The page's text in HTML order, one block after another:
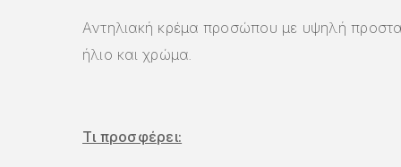
Αντηλιακή κρέμα προσώπου με υψηλή
ήλιο και χρώμα.
Τι προσφέρει: